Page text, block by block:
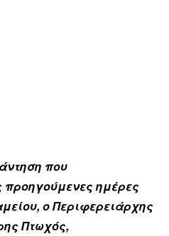
που
προηγούμενες ημέρες
ο Περιφερειάρχης
Πτωχός,